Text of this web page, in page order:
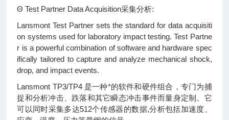
Θ Test Partner Data Acquisition采集分析:
Lansmont Test Partner sets the standard for data acquisiti
on systems used for laboratory impact testing. Test Partne
r is a powerful combination of software and hardware spec
ifically tailored to capture and analyze mechanical shock,
drop, and impact events.
Lansmont TP3/TP4 是一种*的软件和硬件组合，专门为捕
捉和分析冲击、跌落和其它瞬态冲击事件而量身定制。它
可以同时采集多达512个传感器的数据,分析包括加速度、